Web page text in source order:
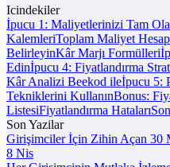
Icindekiler
İpucu 1: Maliyetlerinizi Tam
KalemleriToplam Maliyet
BelirleyinKâr Marjı Formülleri
Edinİpucu 4: Fiyatlandırma
Kâr Analizi Beekod ileİpucu 5:
Tekniklerini KullanınBonus:
ListesiFiyatlandırma Hataları
Son Yazilar
Girişimciler İçin Zihin Açan 30
8 Nis